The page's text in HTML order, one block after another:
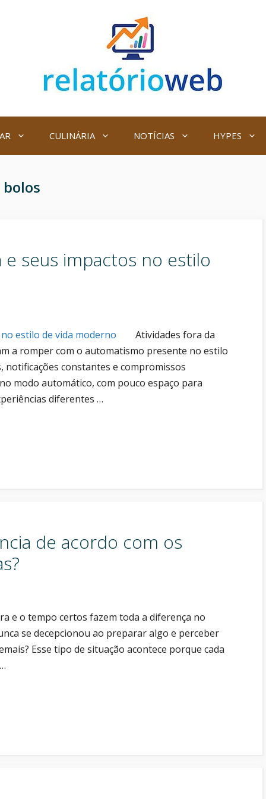
CULINÁRIA NOTÍCIAS HYPES
bolos
seus impactos no estilo
Atividades fora da
a romper com o automatismo presente no estilo
notificações constantes e compromissos
modo automático, com pouco espaço para
diferentes …
de acordo com os
e o tempo certos fazem toda a diferença no
se decepcionou ao preparar algo e perceber
Esse tipo de situação acontece porque cada